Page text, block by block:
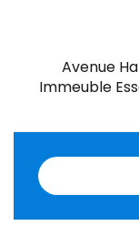
Avenue
Immeuble